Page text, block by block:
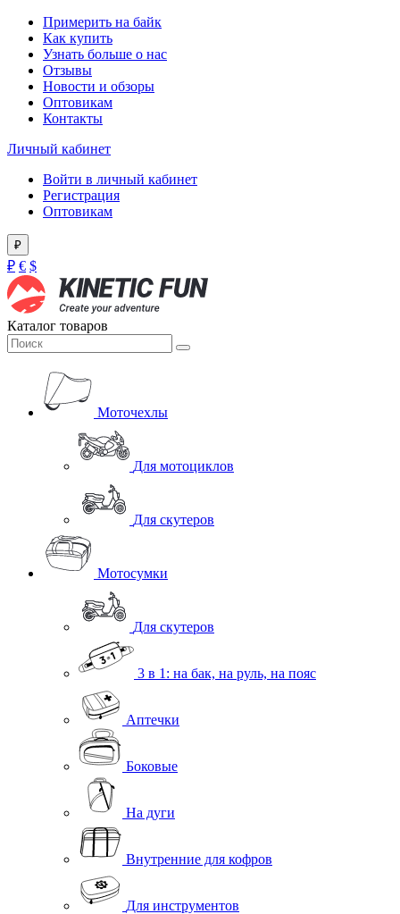
Примерить на байк
Как купить
Узнать больше о нас
Отзывы
Новости и обзоры
Оптовикам
Контакты
Личный кабинет
Войти в личный кабинет
Регистрация
Оптовикам
₽
₽ € $
Каталог товаров
Моточехлы
Для мотоциклов
Для скутеров
Мотосумки
Для скутеров
3 в 1: на бак, на руль, на пояс
Аптечки
Боковые
На дуги
Внутренние для кофров
Для инструментов